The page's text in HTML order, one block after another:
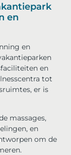
en
en
en
tot
er is
massages,
en
om de